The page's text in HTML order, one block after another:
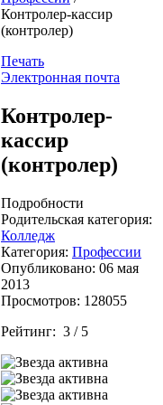
Контролер-кассир
(контролер)
Печать
Электронная почта
Контролер-
кассир
(контролер)
Подробности
Родительская категория:
Колледж
Категория: Профессии
Опубликовано: 06 мая
2013
Просмотров: 128055
Рейтинг: 3 / 5